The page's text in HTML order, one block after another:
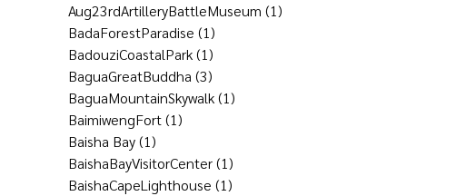
Aug23rdArtilleryBattleMuseum (1)
BadaForestParadise (1)
BadouziCoastalPark(1)
BaguaGreatBuddha (3)
BaguaMountainSkywalk(1)
BaimiwengFort(1)
Baisha Bay(1)
BaishaBayVisitorCenter(1)
BaishaCapeLighthouse (1)